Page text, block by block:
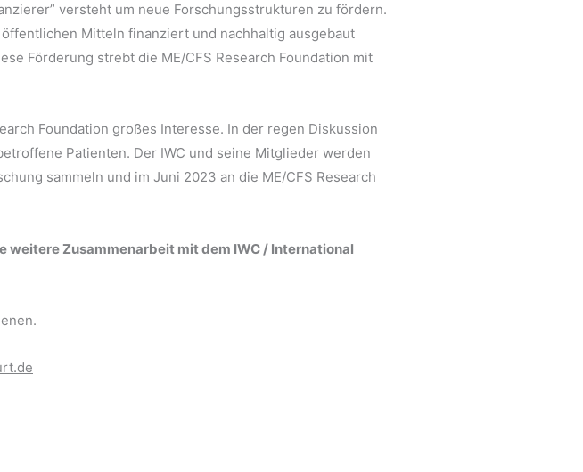
versteht um neue Forschungsstrukturen zu fördern.
Mitteln finanziert und nachhaltig ausgebaut
Förderung strebt die ME/CFS Research Foundation mit
Foundation großes Interesse. In der regen Diskussion
Patienten. Der IWC und seine Mitglieder werden
sammeln und im Juni 2023 an die ME/CFS Research
weitere Zusammenarbeit mit dem IWC / International